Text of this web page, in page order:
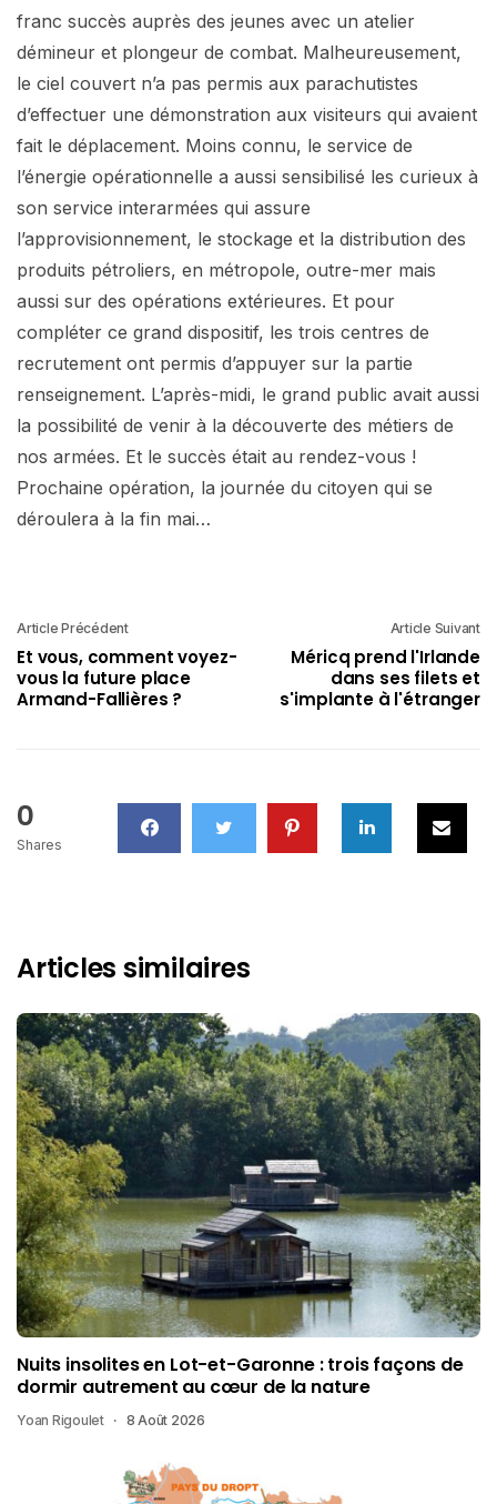
franc succès auprès des jeunes avec un atelier
démineur et plongeur de combat. Malheureusement,
le ciel couvert n’a pas permis aux parachutistes
d’effectuer une démonstration aux visiteurs qui avaient
fait le déplacement. Moins connu, le service de
l’énergie opérationnelle a aussi sensibilisé les curieux à
son service interarmées qui assure
l’approvisionnement, le stockage et la distribution des
produits pétroliers, en métropole, outre-mer mais
aussi sur des opérations extérieures. Et pour
compléter ce grand dispositif, les trois centres de
recrutement ont permis d’appuyer sur la partie
renseignement. L’après-midi, le grand public avait aussi
la possibilité de venir à la découverte des métiers de
nos armées. Et le succès était au rendez-vous !
Prochaine opération, la journée du citoyen qui se
déroulera à la fin mai…
Article Précédent
Et vous, comment voyez-
vous la future place
Armand-Fallières ?
Article Suivant
Méricq prend l'Irlande
dans ses filets et
s'implante à l'étranger
0
Shares
Articles similaires
Nuits insolites en Lot-et-Garonne : trois façons de
dormir autrement au cœur de la nature
Yoan Rigoulet 8 Août 2026